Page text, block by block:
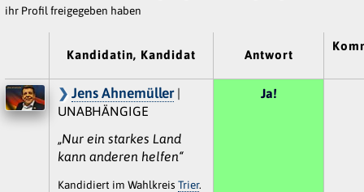
ihr Profil freigegeben haben
Kandidatin, Kandidat Antwort
Jens Ahnemüller|
UNABHÄNGIGE
„Nur ein starkes Land
kann anderen helfen“
Kandidiert im Wahlkreis Trier.
Ja!